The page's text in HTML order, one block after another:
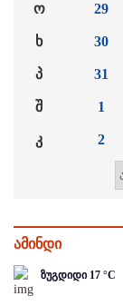
ო
ხ
პ
შ
კ
29
30
31
1
2
ამინდი
ზუგდიდი 17 °C